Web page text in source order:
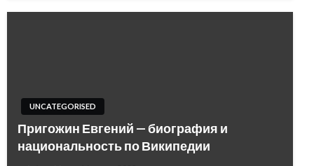
UNCATEGORISED
Пригожин Евгений — биография и
национальность по Википедии